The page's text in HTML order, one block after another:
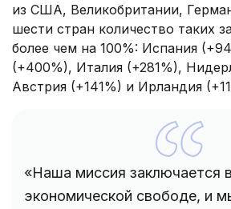
из США, Великобритании,
шести стран количество таких
более чем на 100%: Испания
(+400%), Италия (+281%),
Австрия (+141%) и Ирландия
«Наша миссия заключается
экономической свободе, и